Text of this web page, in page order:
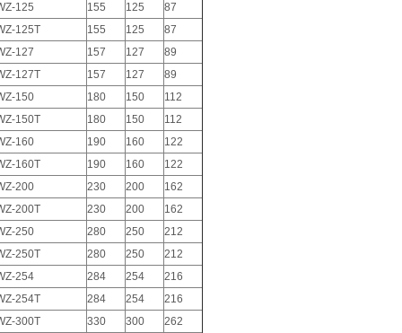
125
155 125
87
125T
155 125
87
127
157 127
89
127T
157 127
89
150
180 150
112
150T
180 150
112
160
190 160
122
160T
190 160
122
200
230 200
162
200T
230 200
162
250
280 250
212
250T
280 250
212
254
284 254
216
254T
284 254
216
300T
330 300
262